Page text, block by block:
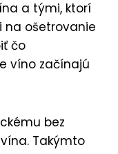
a tými, ktorí
na ošetrovanie
čo
víno začínajú
bez
Takýmto